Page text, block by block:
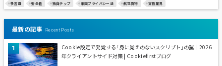
多言語 安全性 独自チップ 米国プライバシー法 航空貨物 貨物業界
最新の記事 Recent Posts
Cookie設定で発覚する「身に覚えのないスクリプト」の罠｜2026
年クライアントサイド対策 | Cookiefirstブログ